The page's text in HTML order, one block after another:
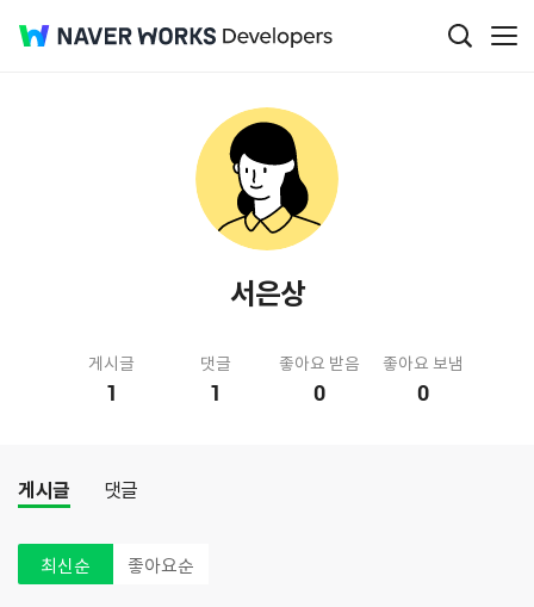
서은상
게시글
1
댓글
1
좋아요 받음
0
좋아요 보냄
0
게시글 댓글
최신순 좋아요순